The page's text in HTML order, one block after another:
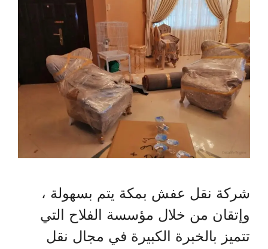
شركة نقل عفش بمكة يتم بسهولة ،
وإتقان من خلال مؤسسة الفلاح التي
تتميز بالخبرة الكبيرة في مجال نقل